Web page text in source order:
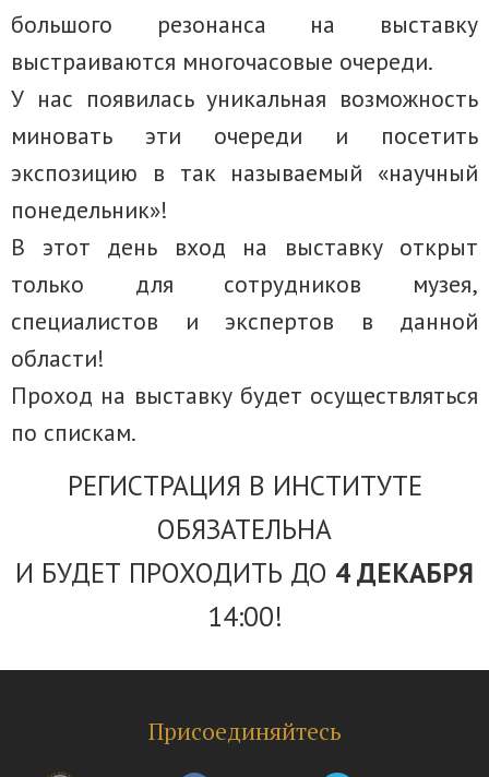
большого резонанса на выставку
выстраиваются многочасовые очереди.
У нас появилась уникальная возможность
миновать эти очереди и посетить
экспозицию в так называемый «научный
понедельник»!
В этот день вход на выставку открыт
только для сотрудников музея,
специалистов и экспертов в данной
области!
Проход на выставку будет осуществляться
по спискам.
РЕГИСТРАЦИЯ В ИНСТИТУТЕ
ОБЯЗАТЕЛЬНА
И БУДЕТ ПРОХОДИТЬ ДО 4 ДЕКАБРЯ
14:00!
Присоединяйтесь